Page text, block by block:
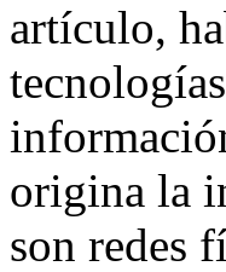
artículo,
origina la
son redes